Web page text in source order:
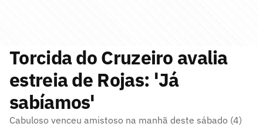
Torcida do Cruzeiro avalia
estreia de Rojas: 'Já
sabíamos'
Cabuloso venceu amistoso na manhã deste sábado (4)